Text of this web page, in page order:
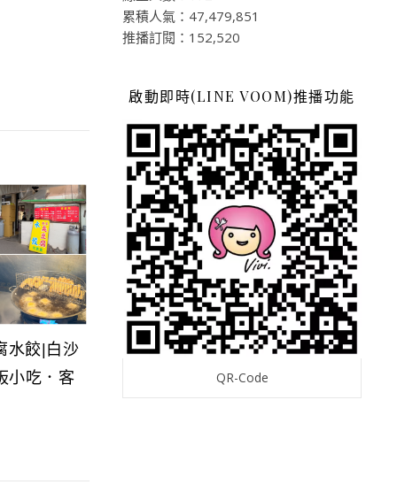
水餃|白沙
小吃．客
累積人氣：47,479,851
推播訂閱：152,520
啟動即時(LINE VOOM)推播功能
QR-Code